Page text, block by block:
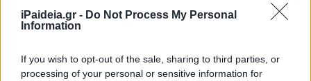
iPaideia.gr - Do Not Process My Personal
Information
If you wish to opt-out of the sale, sharing to third parties, or
processing of your personal or sensitive information for
Συγκεκριμένα, όπως αναφέρει στο ΠΡΩΤΟ ΘΕΜΑ
γραφείου κάθε φορά που δεν αισθανόταν καλά. Εκεί,
σύμφωνα με την καταγγελία της, την χάιδευε στους